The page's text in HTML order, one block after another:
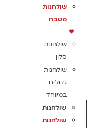
שולחנות
מטבח
שולחנות
סלון
שולחנות
גדולים
במיוחד
שולחנות
שולחנות